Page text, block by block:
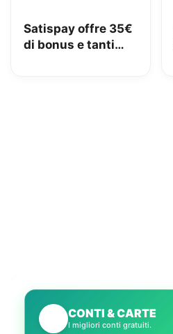
Satispay offre 35€
di bonus e tanti
CONTI & CARTE
I migliori conti gratuiti.